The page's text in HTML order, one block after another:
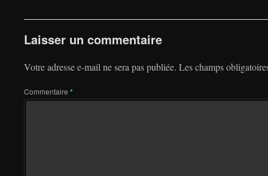
Laisser un commentaire
Votre adresse e-mail ne sera pas publiée. Les champs
Commentaire *